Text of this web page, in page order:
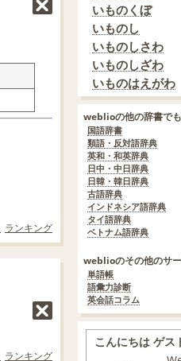
ランキング
ランキング
いものくぼ
いものし
いものしさわ
いものしざわ
いものはえがわ
weblioの他の辞書で
国語辞書
類語・反対語辞典
英和・和英辞典
日中・中日辞典
日韓・韓日辞典
古語辞典
インドネシア語辞典
タイ語辞典
ベトナム語辞典
weblioのその他のサ
単語帳
語彙力診断
英会話コラム
こんにちは ゲス